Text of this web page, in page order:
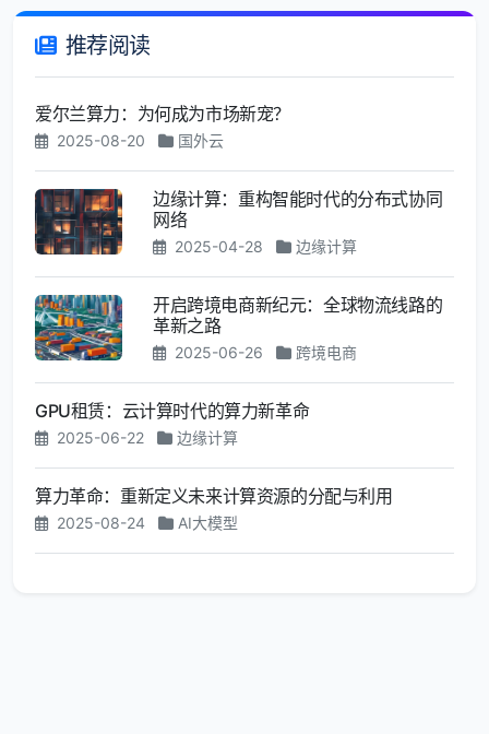
推荐阅读
爱尔兰算力：为何成为市场新宠？
2025-08-20 国外云
边缘计算：重构智能时代的分布式协同
网络
2025-04-28 边缘计算
开启跨境电商新纪元：全球物流线路的
革新之路
2025-06-26 跨境电商
GPU租赁：云计算时代的算力新革命
2025-06-22 边缘计算
算力革命：重新定义未来计算资源的分配与利用
2025-08-24 AI大模型